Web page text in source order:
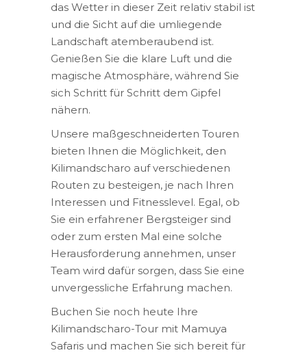
das Wetter in dieser Zeit relativ stabil ist
und die Sicht auf die umliegende
Landschaft atemberaubend ist.
Genießen Sie die klare Luft und die
magische Atmosphäre, während Sie
sich Schritt für Schritt dem Gipfel
nähern.
Unsere maßgeschneiderten Touren
bieten Ihnen die Möglichkeit, den
Kilimandscharo auf verschiedenen
Routen zu besteigen, je nach Ihren
Interessen und Fitnesslevel. Egal, ob
Sie ein erfahrener Bergsteiger sind
oder zum ersten Mal eine solche
Herausforderung annehmen, unser
Team wird dafür sorgen, dass Sie eine
unvergessliche Erfahrung machen.
Buchen Sie noch heute Ihre
Kilimandscharo-Tour mit Mamuya
Safaris und machen Sie sich bereit für